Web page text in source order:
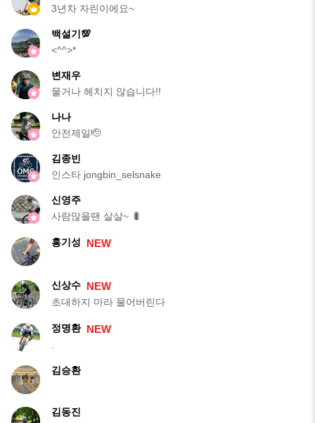
3년차 자린이에요~
백설기💯
<^^>*
변재우
물거나 헤치지 않습니다!!
나나
안전제일🫡
김종빈
인스타 jongbin_selsnake
신영주
사람많을땐 살살~ 🐛
홍기성 NEW
신상수 NEW
초대하지 마라 물어버린다
정명환 NEW
.
김승환
김동진